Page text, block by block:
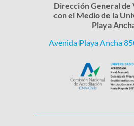
Dirección General de
con el Medio de la
Playa
Avenida Playa Ancha